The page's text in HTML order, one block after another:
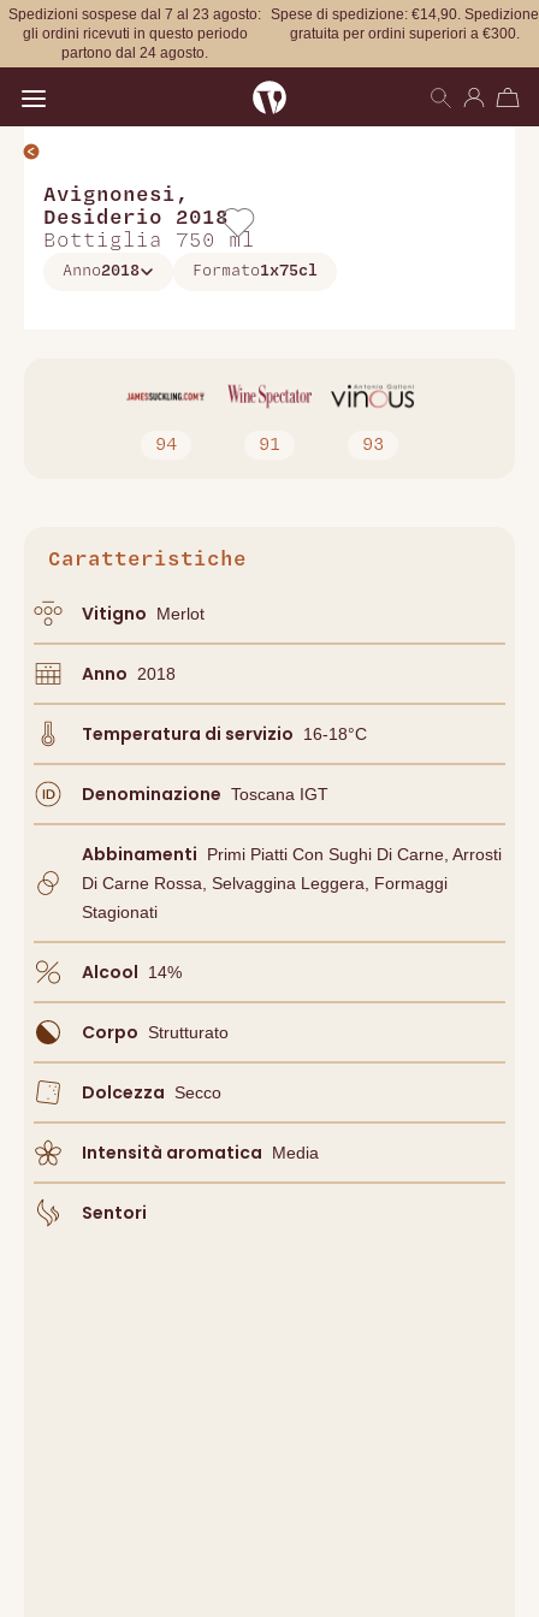
Spedizioni sospese dal 7 al 23 agosto:
gli ordini ricevuti in questo periodo
partono dal 24 agosto.
Spese di spedizione: €14,90. Spedizione
gratuita per ordini superiori a €300.
Avignonesi ,
Desiderio 2018
Bottiglia 750 ml
Anno2018 Formato1x75cl
94 91 93
Caratteristiche
Vitigno Merlot
Anno 2018
Temperatura di servizio 16-18°C
Denominazione Toscana IGT
Abbinamenti
Primi Piatti Con Sughi Di Carne, Arrosti
Di Carne Rossa, Selvaggina Leggera, Formaggi
Stagionati
Alcool 14%
Corpo Strutturato
Dolcezza Secco
Intensità aromatica Media
Sentori